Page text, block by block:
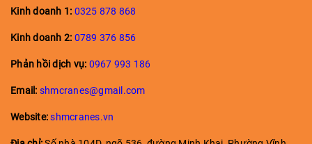
Kinh doanh 1: 0325 878 868
Kinh doanh 2: 0789 376 856
Phản hồi dịch vụ: 0967 993 186
Email: shmcranes@gmail.com
Website: shmcranes.vn